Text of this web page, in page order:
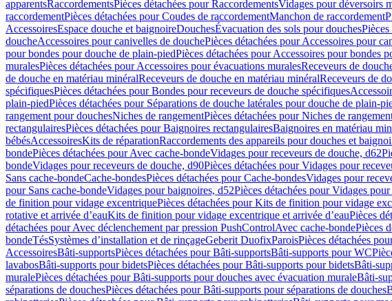
apparentsRaccordementsPièces détachées pour RaccordementsVidages pour déversoirs
raccordementPièces détachées pour Coudes de raccordementManchon de raccordement
AccessoiresEspace douche et baignoireDouchesÉvacuation des sols pour douches
doucheAccessoires pour canivelles de douchePièces détachées pour Accessoires pour
pour bondes pour douche de plain-piedPièces détachées pour Accessoires pour bondes
muralesPièces détachées pour Accessoires pour évacuations muralesReceveurs de
de douche en matériau minéralReceveurs de douche en matériau minéralReceveurs de
spécifiquesPièces détachées pour Bondes pour receveurs de douche spécifiques
plain-piedPièces détachées pour Séparations de douche latérales pour douche de plain-
rangement pour douchesNiches de rangementPièces détachées pour Niches de
rectangulairesPièces détachées pour Baignoires rectangulairesBaignoires en matériau
bébésAccessoiresKits de réparationRaccordements des appareils pour douches et
bondePièces détachées pour Avec cache-bondeVidages pour receveurs de douche, d62
bondeVidages pour receveurs de douche, d90Pièces détachées pour Vidages pour
Sans cache-bondeCache-bondesPièces détachées pour Cache-bondesVidages pour
pour Sans cache-bondeVidages pour baignoires, d52Pièces détachées pour Vidages
de finition pour vidage excentriquePièces détachées pour Kits de finition pour vidage
rotative et arrivée d’eauKits de finition pour vidage excentrique et arrivée d’eauPièces
détachées pour Avec déclenchement par pression PushControlAvec cache-bondePièces
bondeTésSystèmes d’installation et de rinçageGeberit DuofixParoisPièces détachées
AccessoiresBâti-supportsPièces détachées pour Bâti-supportsBâti-supports pour WC
lavabosBâti-supports pour bidetsPièces détachées pour Bâti-supports pour bidetsBâti-
muralePièces détachées pour Bâti-supports pour douches avec évacuation muraleBâti-
séparations de douchesPièces détachées pour Bâti-supports pour séparations de douches